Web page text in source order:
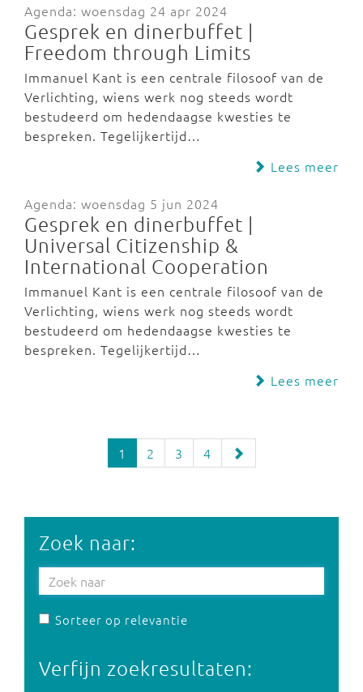
Agenda: woensdag 24 apr 2024
Gesprek en dinerbuffet |
Freedom through Limits
Immanuel Kant is een centrale filosoof van de
Verlichting, wiens werk nog steeds wordt
bestudeerd om hedendaagse kwesties te
bespreken. Tegelijkertijd…
Lees meer
Agenda: woensdag 5 jun 2024
Gesprek en dinerbuffet |
Universal Citizenship &
International Cooperation
Immanuel Kant is een centrale filosoof van de
Verlichting, wiens werk nog steeds wordt
bestudeerd om hedendaagse kwesties te
bespreken. Tegelijkertijd…
Lees meer
1 2 3 4
Zoek naar:
Sorteer op relevantie
Verfijn zoekresultaten: